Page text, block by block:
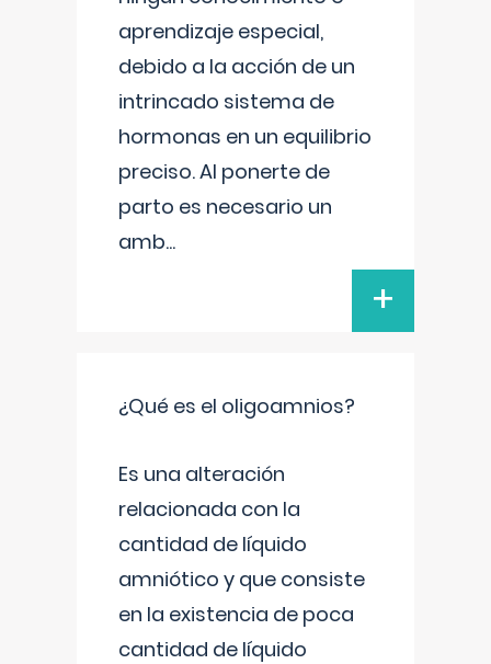
aprendizaje especial,
debido a la acción de un
intrincado sistema de
hormonas en un equilibrio
preciso. Al ponerte de
parto es necesario un
amb...
+
¿Qué es el oligoamnios?
Es una alteración
relacionada con la
cantidad de líquido
amniótico y que consiste
en la existencia de poca
cantidad de líquido